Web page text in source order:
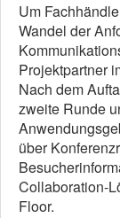
Um
Wandel der
Projektpartner
Nach dem
zweite Runde
über
Collaboration-
Floor.